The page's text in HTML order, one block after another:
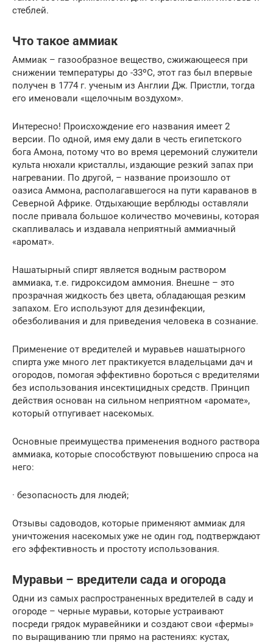
стеблей.
Что такое аммиак
Аммиак – газообразное вещество, сжижающееся при
снижении температуры до -33ºС, этот газ был впервые
получен в 1774 г. ученым из Англии Дж. Пристли, тогда
его именовали «щелочным воздухом».
Интересно! Происхождение его названия имеет 2
версии. По одной, имя ему дали в честь египетского
бога Амона, потому что во время церемоний служители
культа нюхали кристаллы, издающие резкий запах при
нагревании. По другой, – название произошло от
оазиса Аммона, располагавшегося на пути караванов в
Северной Африке. Отдыхающие верблюды оставляли
после привала большое количество мочевины, которая
скапливалась и издавала неприятный аммиачный
«аромат».
Нашатырный спирт является водным раствором
аммиака, т.е. гидроксидом аммония. Внешне – это
прозрачная жидкость без цвета, обладающая резким
запахом. Его используют для дезинфекции,
обезболивания и для приведения человека в сознание.
Применение от вредителей и муравьев нашатырного
спирта уже много лет практикуется владельцами дач и
огородов, помогая эффективно бороться с вредителями
без использования инсектицидных средств. Принцип
действия основан на сильном неприятном «аромате»,
который отпугивает насекомых.
Основные преимущества применения водного раствора
аммиака, которые способствуют повышению спроса на
него:
· безопасность для людей;
Отзывы садоводов, которые применяют аммиак для
уничтожения насекомых уже не один год, подтверждают
его эффективность и простоту использования.
Муравьи – вредители сада и огорода
Одни из самых распространенных вредителей в саду и
огороде – черные муравьи, которые устраивают
посреди грядок муравейники и создают свои «фермы»
по выращиванию тли прямо на растениях: кустах,